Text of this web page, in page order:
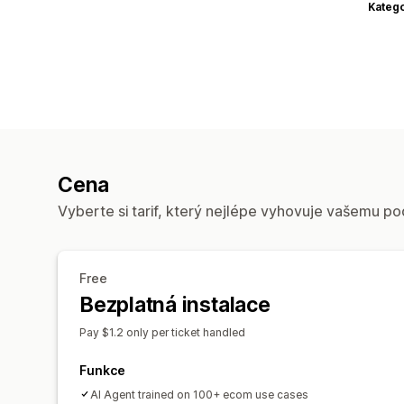
Cena
Vyberte si tarif, který nejlépe vyhovuje vašemu
Free
Bezplatná instalace
Pay $1.2 only per ticket handled
Funkce
AI Agent trained on 100+ ecom use cases